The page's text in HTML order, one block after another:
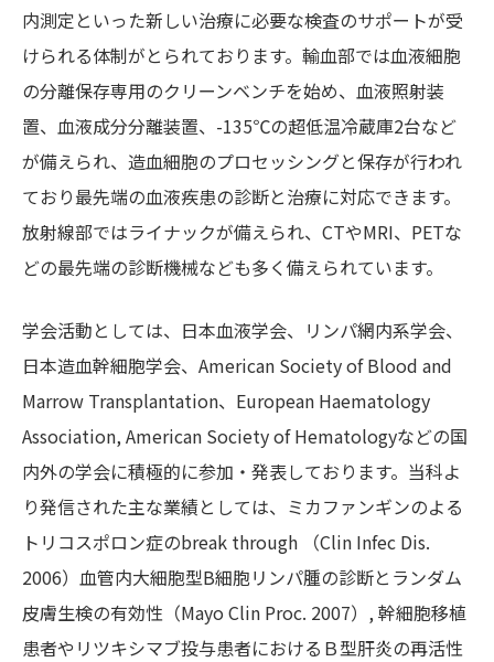
内測定といった新しい治療に必要な検査のサポートが受
けられる体制がとられております。輸血部では血液細胞
の分離保存専用のクリーンベンチを始め、血液照射装
置、血液成分分離装置、-135℃の超低温冷蔵庫2台など
が備えられ、造血細胞のプロセッシングと保存が行われ
ており最先端の血液疾患の診断と治療に対応できます。
放射線部ではライナックが備えられ、CTやMRI、PETな
どの最先端の診断機械なども多く備えられています。
学会活動としては、日本血液学会、リンパ網内系学会、
日本造血幹細胞学会、American Society of Blood and
Marrow Transplantation、European Haematology
Association, American Society of Hematologyなどの国
内外の学会に積極的に参加・発表しております。当科よ
り発信された主な業績としては、ミカファンギンのよる
トリコスポロン症のbreak through （Clin Infec Dis.
2006）血管内大細胞型B細胞リンパ腫の診断とランダム
皮膚生検の有効性（Mayo Clin Proc. 2007）, 幹細胞移植
患者やリツキシマブ投与患者におけるＢ型肝炎の再活性